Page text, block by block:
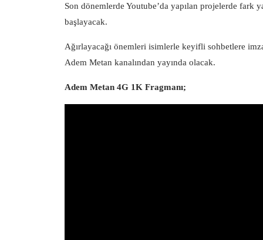
Son dönemlerde Youtube’da yapılan projelerde fark
başlayacak.
Ağırlayacağı önemleri isimlerle keyifli sohbetlere
Adem Metan kanalından yayında olacak.
Adem Metan 4G 1K Fragmanı;